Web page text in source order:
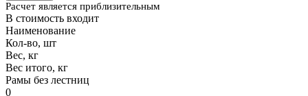
Расчет является приблизительным
В стоимость входит
Наименование
Кол-во, шт
Вес, кг
Вес итого, кг
Рамы без лестниц
0